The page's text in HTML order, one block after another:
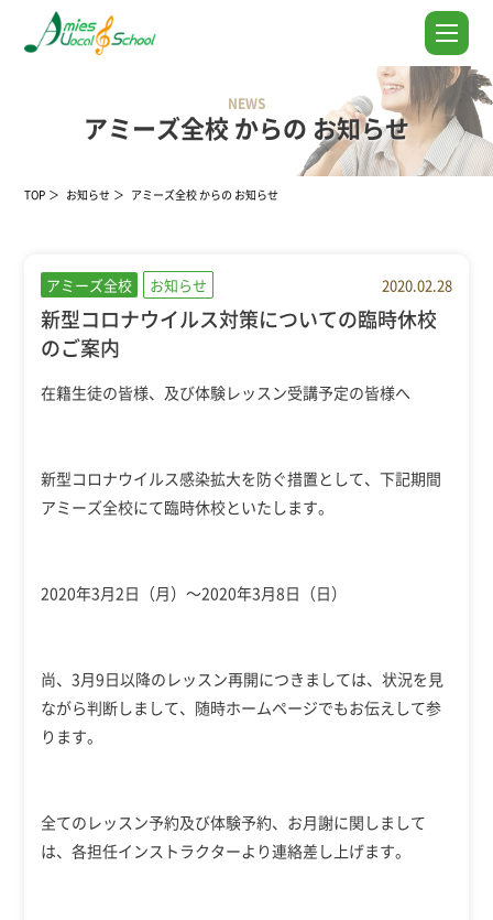
NEWS
アミーズ全校 からの お知らせ
TOP お知らせ アミーズ全校 からの お知らせ
アミーズ全校 お知らせ 2020.02.28
新型コロナウイルス対策についての臨時休校
のご案内
在籍生徒の皆様、及び体験レッスン受講予定の皆様へ
新型コロナウイルス感染拡大を防ぐ措置として、下記期間
アミーズ全校にて臨時休校といたします。
2020年3月2日（月）～2020年3月8日（日）
尚、3月9日以降のレッスン再開につきましては、状況を見
ながら判断しまして、随時ホームページでもお伝えして参
ります。
全てのレッスン予約及び体験予約、お月謝に関しまして
は、各担任インストラクターより連絡差し上げます。